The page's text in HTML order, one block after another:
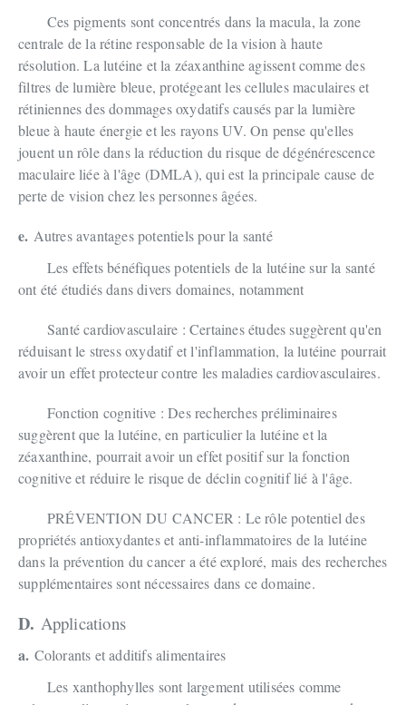
Ces pigments sont concentrés dans la macula, la zone
centrale de la rétine responsable de la vision à haute
résolution. La lutéine et la zéaxanthine agissent comme des
filtres de lumière bleue, protégeant les cellules maculaires et
rétiniennes des dommages oxydatifs causés par la lumière
bleue à haute énergie et les rayons UV. On pense qu'elles
jouent un rôle dans la réduction du risque de dégénérescence
maculaire liée à l'âge (DMLA), qui est la principale cause de
perte de vision chez les personnes âgées.
e. Autres avantages potentiels pour la santé
Les effets bénéfiques potentiels de la lutéine sur la santé
ont été étudiés dans divers domaines, notamment
Santé cardiovasculaire : Certaines études suggèrent qu'en
réduisant le stress oxydatif et l'inflammation, la lutéine pourrait
avoir un effet protecteur contre les maladies cardiovasculaires.
Fonction cognitive : Des recherches préliminaires
suggèrent que la lutéine, en particulier la lutéine et la
zéaxanthine, pourrait avoir un effet positif sur la fonction
cognitive et réduire le risque de déclin cognitif lié à l'âge.
PRÉVENTION DU CANCER : Le rôle potentiel des
propriétés antioxydantes et anti-inflammatoires de la lutéine
dans la prévention du cancer a été exploré, mais des recherches
supplémentaires sont nécessaires dans ce domaine.
D. Applications
a. Colorants et additifs alimentaires
Les xanthophylles sont largement utilisées comme